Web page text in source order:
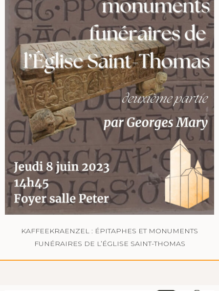
KAFFEEKRAENZEL : ÉPITAPHES ET MONUMENTS
FUNÉRAIRES DE L’ÉGLISE SAINT-THOMAS